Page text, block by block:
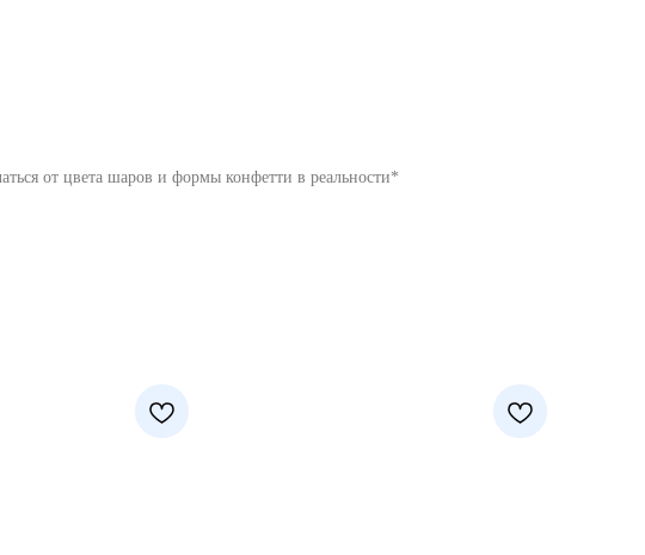
от цвета шаров и формы конфетти в реальности*